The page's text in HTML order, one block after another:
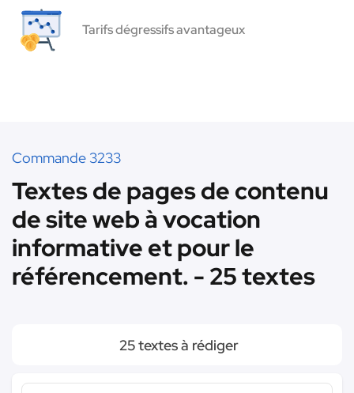
Tarifs dégressifs avantageux
Commande 3233
Textes de pages de contenu
de site web à vocation
informative et pour le
référencement. - 25 textes
25 textes à rédiger